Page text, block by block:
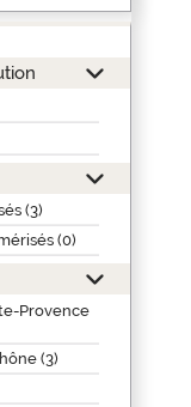
(3)
(0)
Provence
(3)